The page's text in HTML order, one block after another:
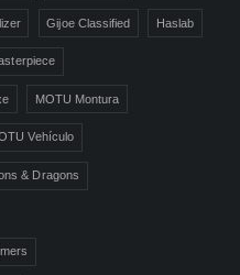
Gijoe Classified Haslab
MOTU Montura
Vehículo
& Dragons